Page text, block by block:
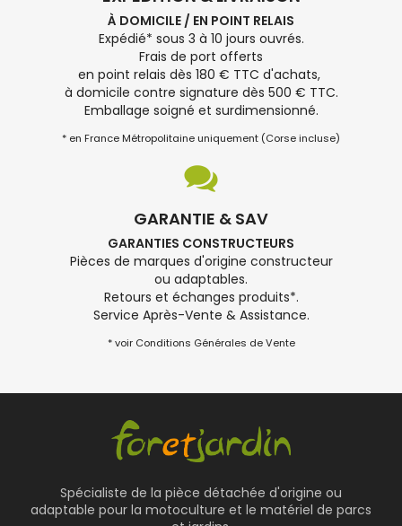
À DOMICILE / EN POINT RELAIS
Expédié* sous 3 à 10 jours ouvrés.
Frais de port offerts
en point relais dès 180 € TTC d'achats,
à domicile contre signature dès 500 € TTC.
Emballage soigné et surdimensionné.
* en France Métropolitaine uniquement (Corse incluse)
GARANTIE & SAV
GARANTIES CONSTRUCTEURS
Pièces de marques d'origine constructeur
ou adaptables.
Retours et échanges produits*.
Service Après-Vente & Assistance.
* voir Conditions Générales de Vente
Spécialiste de la pièce détachée d'origine ou
adaptable pour la motoculture et le matériel de parcs